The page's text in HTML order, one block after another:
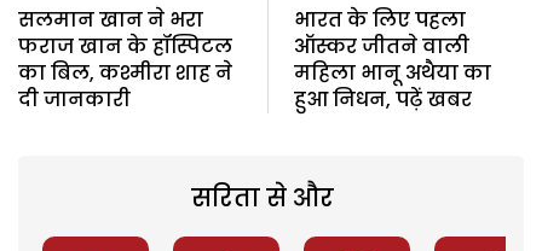
सलमान खान ने भरा
फराज खान के हॉस्पिटल
का बिल, कश्मीरा शाह ने
दी जानकारी
भारत के लिए पहला
ऑस्कर जीतने वाली
महिला भानू अथैया का
हुआ निधन, पढ़ें खबर
सरिता से और